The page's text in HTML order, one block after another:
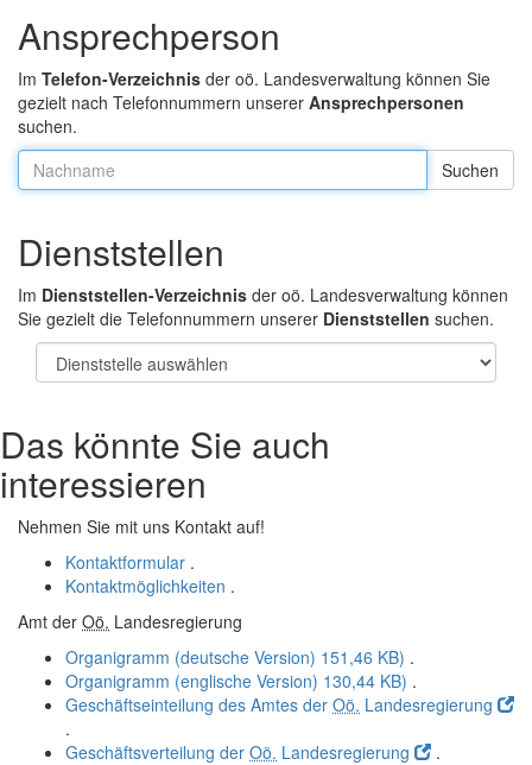
Ansprechperson
Im Telefon-Verzeichnis der oö. Landesverwaltung können Sie
gezielt nach Telefonnummern unserer Ansprechpersonen
suchen.
Nachname:
Dienststellen
Im Dienststellen-Verzeichnis der oö. Landesverwaltung können
Sie gezielt die Telefonnummern unserer Dienststellen suchen.
Das könnte Sie auch
interessieren
Nehmen Sie mit uns Kontakt auf!
Kontaktformular .
Kontaktmöglichkeiten .
Amt der Oö. Landesregierung
Organigramm (deutsche Version) 151,46 KB) .
Organigramm (englische Version) 130,44 KB) .
Geschäftseinteilung des Amtes der Oö. Landesregierung
.
Geschäftsverteilung der Oö. Landesregierung
.